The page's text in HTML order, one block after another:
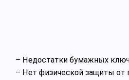
– Недостатки бумажных
– Нет физической защиты от